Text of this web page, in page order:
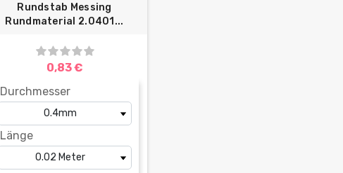
Rundstab Messing
Rundmaterial 2.0401...
0,83 €
Durchmesser
Länge